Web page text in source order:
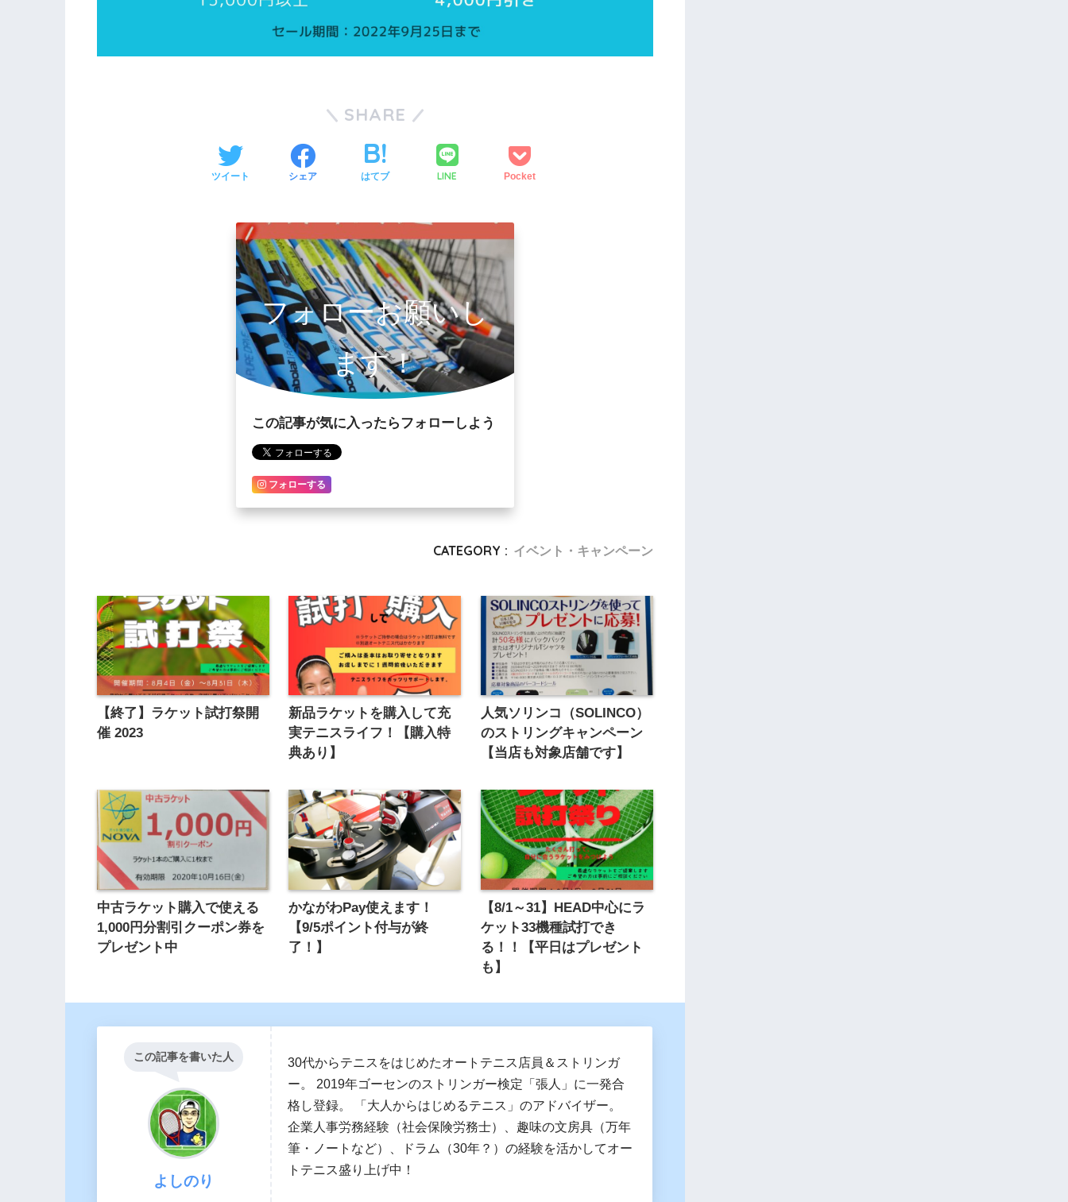
SHARE
ツイート シェア はてブ LINE Pocket
フォローお願いし
ます！
この記事が気に入ったらフォローしよう
フォローする
CATEGORY : イベント・キャンペーン
【終了】ラケット試打祭開
催 2023
新品ラケットを購入して充
実テニスライフ！【購入特
典あり】
人気ソリンコ（SOLINCO）
のストリングキャンペーン
【当店も対象店舗です】
中古ラケット購入で使える
1,000円分割引クーポン券を
プレゼント中
かながわPay使えます！
【9/5ポイント付与が終
了！】
【8/1～31】HEAD中心にラ
ケット33機種試打でき
る！！【平日はプレゼント
も】
この記事を書いた人
よしのり
30代からテニスをはじめたオートテニス店員＆ストリンガ
ー。 2019年ゴーセンのストリンガー検定「張人」に一発合
格し登録。 「大人からはじめるテニス」のアドバイザー。
企業人事労務経験（社会保険労務士）、趣味の文房具（万年
筆・ノートなど）、ドラム（30年？）の経験を活かしてオー
トテニス盛り上げ中！